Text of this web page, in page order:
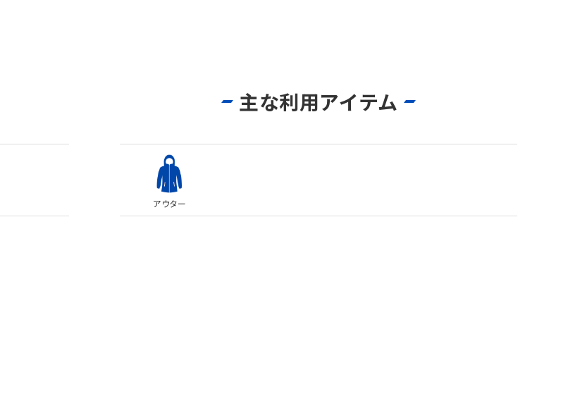
主な利用アイテム
アウター